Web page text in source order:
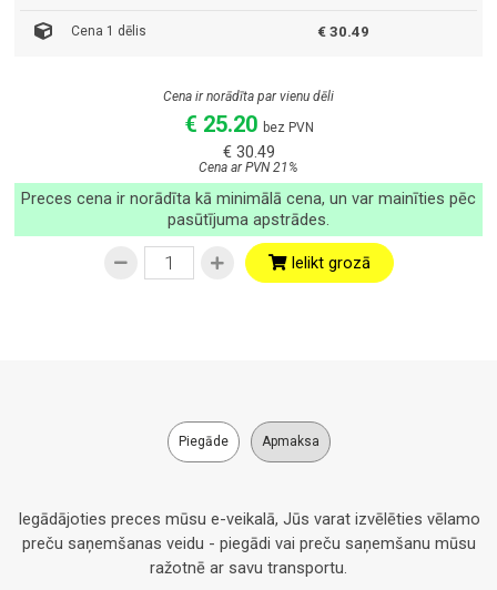
Cena 1 dēlis € 30.49
Cena ir norādīta par vienu dēli
€ 25.20 bez PVN
€ 30.49
Cena ar PVN 21%
Preces cena ir norādīta kā minimālā cena, un var mainīties pēc
pasūtījuma apstrādes.
Ielikt grozā
Piegāde Apmaksa
Iegādājoties preces mūsu e-veikalā, Jūs varat izvēlēties vēlamo
preču saņemšanas veidu - piegādi vai preču saņemšanu mūsu
ražotnē ar savu transportu.